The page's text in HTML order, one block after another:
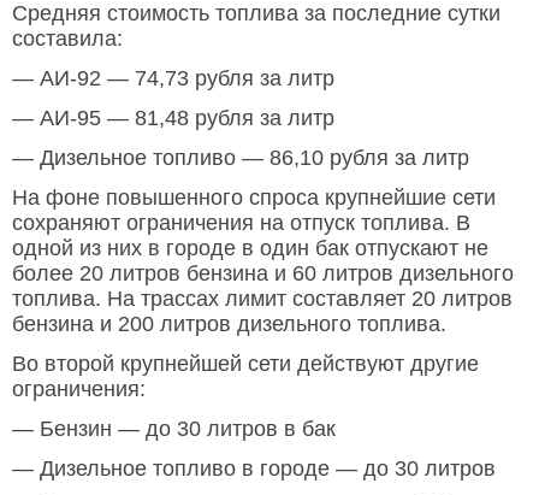
Средняя стоимость топлива за последние сутки
составила:
— АИ-92 — 74,73 рубля за литр
— АИ-95 — 81,48 рубля за литр
— Дизельное топливо — 86,10 рубля за литр
На фоне повышенного спроса крупнейшие сети
сохраняют ограничения на отпуск топлива. В
одной из них в городе в один бак отпускают не
более 20 литров бензина и 60 литров дизельного
топлива. На трассах лимит составляет 20 литров
бензина и 200 литров дизельного топлива.
Во второй крупнейшей сети действуют другие
ограничения:
— Бензин — до 30 литров в бак
— Дизельное топливо в городе — до 30 литров